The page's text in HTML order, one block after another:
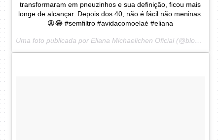
transformaram em pneuzinhos e sua definição, ficou mais
longe de alcançar. Depois dos 40, não é fácil não meninas.
😩😂 #semfiltro #avidacomoelaé #eliana
Uma foto publicada por Eliana Michaelichen Oficial (@blogdaeliana) em